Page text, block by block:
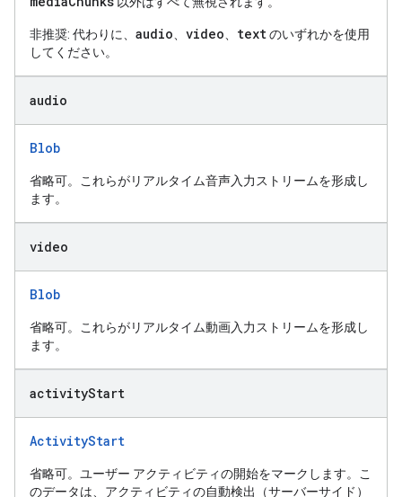
非推奨: 代わりに、 audio video textのいずれかを使用
してください。
audio
Blob
省略可。これらがリアルタイム音声入力ストリームを形成し
ます。
video
Blob
省略可。これらがリアルタイム動画入力ストリームを形成し
ます。
activityStart
ActivityStart
省略可。ユーザー アクティビティの開始をマークします。こ
のデータは、アクティビティの自動検出（サーバーサイド）